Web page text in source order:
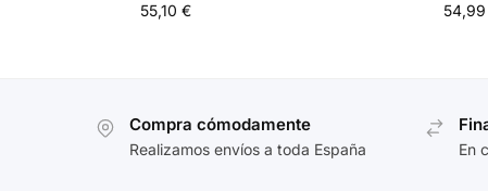
55,10 € 54,99
Compra cómodamente
Realizamos envíos a toda España En